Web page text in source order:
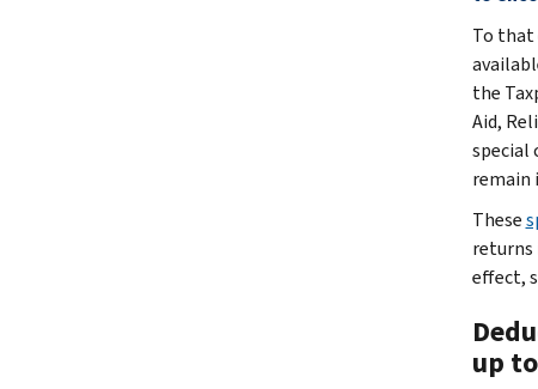
To that
the
Aid,
special
remain
These
returns
effect,
up